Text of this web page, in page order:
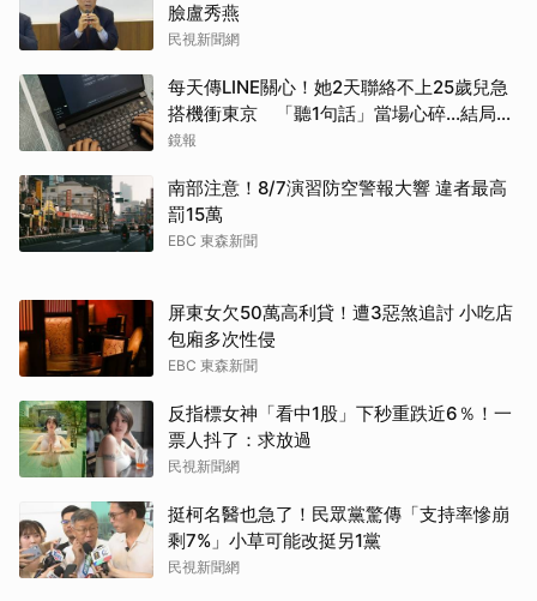
臉盧秀燕
民視新聞網
每天傳LINE關心！她2天聯絡不上25歲兒急
搭機衝東京 「聽1句話」當場心碎...結局看
哭網
鏡報
南部注意！8/7演習防空警報大響 違者最高
罰15萬
EBC 東森新聞
屏東女欠50萬高利貸！遭3惡煞追討 小吃店
包廂多次性侵
EBC 東森新聞
反指標女神「看中1股」下秒重跌近6％！一
票人抖了：求放過
民視新聞網
挺柯名醫也急了！民眾黨驚傳「支持率慘崩
剩7%」小草可能改挺另1黨
民視新聞網